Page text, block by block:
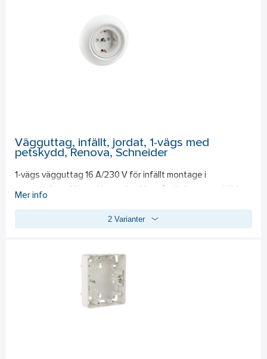
Vägguttag, infällt, jordat, 1-vägs med
petskydd, Renova, Schneider
1-vägs vägguttag 16 A/230 V för infällt montage i
apparatdosa. Vägguttagen har klor så att de passar i äldre
kombinationsmontage med hjälp av Renova
Mer info
2 Varianter